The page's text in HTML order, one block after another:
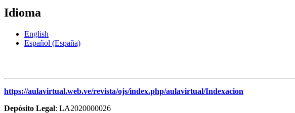
Idioma
English
Español (España)
https://aulavirtual.web.ve/revista/ojs/index.php/aulavirtual/Indexacion
Depósito Legal: LA2020000026